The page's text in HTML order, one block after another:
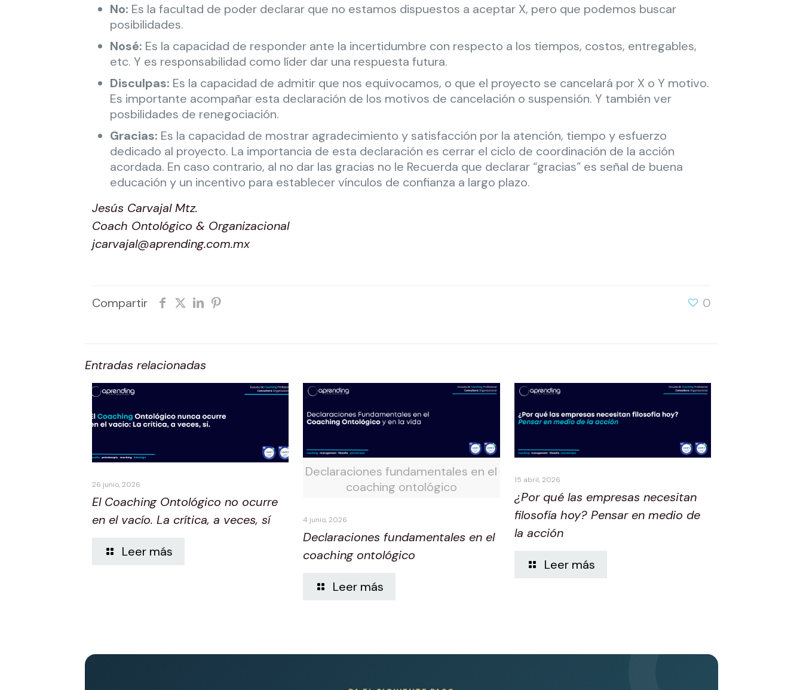
No: Es la facultad de poder declarar que no estamos dispuestos a aceptar X, pero que podemos buscar
posibilidades.
Nosé: Es la capacidad de responder ante la incertidumbre con respecto a los tiempos, costos, entregables,
etc. Y es responsabilidad como líder dar una respuesta futura.
Disculpas: Es la capacidad de admitir que nos equivocamos, o que el proyecto se cancelará por X o Y motivo.
Es importante acompañar esta declaración de los motivos de cancelación o suspensión. Y también ver
posbilidades de renegociación.
Gracias: Es la capacidad de mostrar agradecimiento y satisfacción por la atención, tiempo y esfuerzo
dedicado al proyecto. La importancia de esta declaración es cerrar el ciclo de coordinación de la acción
acordada. En caso contrario, al no dar las gracias no le Recuerda que declarar “gracias” es señal de buena
educación y un incentivo para establecer vínculos de confianza a largo plazo.
Jesús Carvajal Mtz.
Coach Ontológico & Organizacional
jcarvajal@aprending.com.mx
Compartir 0
Entradas relacionadas
26 junio, 2026
El Coaching Ontológico no ocurre
en el vacío. La crítica, a veces, sí
Leer más
Declaraciones fundamentales en el
coaching ontológico
4 junio, 2026
Declaraciones fundamentales en el
coaching ontológico
Leer más
15 abril, 2026
¿Por qué las empresas necesitan
filosofía hoy? Pensar en medio de
la acción
Leer más